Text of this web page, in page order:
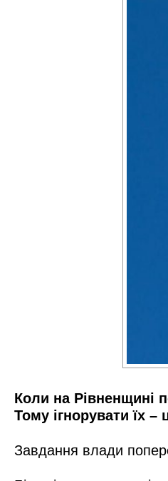
Коли на Рівненщині
Тому ігнорувати їх –
Завдання влади